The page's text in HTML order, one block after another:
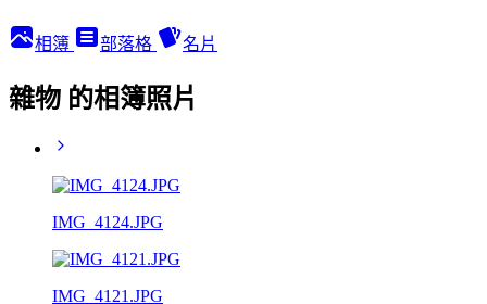
相簿 部落格 名片
雜物 的相簿照片
IMG_4124.JPG
IMG_4121.JPG